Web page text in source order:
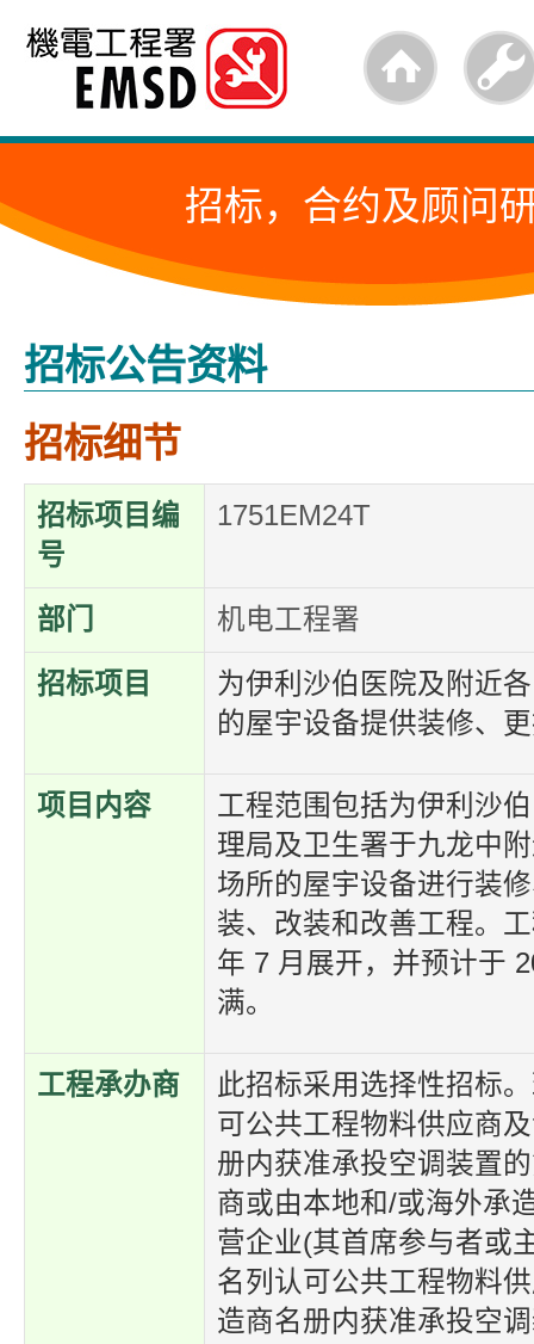
跳
内
的
始
招标，合约及顾问
招标公告资料
招标细节
招标项目编
号
1751EM24T
部门 机电工程署
招标项目
为伊利沙伯医院及附近
的屋宇设备提供装修、
项目内容
工程范围包括为伊利沙
理局及卫生署于九龙中
场所的屋宇设备进行装
装、改装和改善工程。
年 7 月展开，并预计于
满。
工程承办商
此招标采用选择性招标
可公共工程物料供应商
册内获准承投空调装置
商或由本地和/或海外承
营企业(其首席参与者或
名列认可公共工程物料
造商名册内获准承投空